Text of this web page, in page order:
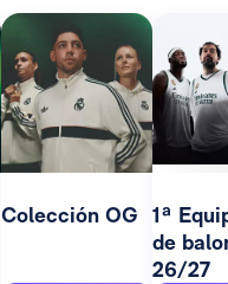
Colección OG
1ª
de
26/27